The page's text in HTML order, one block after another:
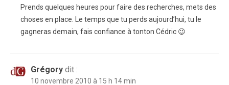
Prends quelques heures pour faire des recherches, mets des
choses en place. Le temps que tu perds aujourd’hui, tu le
gagneras demain, fais confiance à tonton Cédric 😉
Grégory dit :
10 novembre 2010 à 15 h 14 min